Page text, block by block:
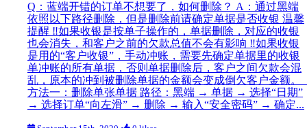
Q：蓝端开错的订单不想要了，如何删除？ A：通过黑端
依照以下路径删除，但是删除前请确定单据是否收银 温馨
提醒 ‼️如果收银是按单子操作的，单据删除，对应的收银
也会消失，和客户之前的欠款总值不会有影响 ‼️如果收银
是用的“客户收银”，手动冲账，需要先确定单据里的收银
单冲账的所有单据，否则单据删除后，客户之间欠款会混
乱，原本的冲到被删除单据的金额会变成倒欠客户金额。
方法一：删除单张单据 路径：黑端 → 单据 → 选择“日期”
→ 选择订单“向左滑” → 删除 → 输入“安全密码” → 确定...